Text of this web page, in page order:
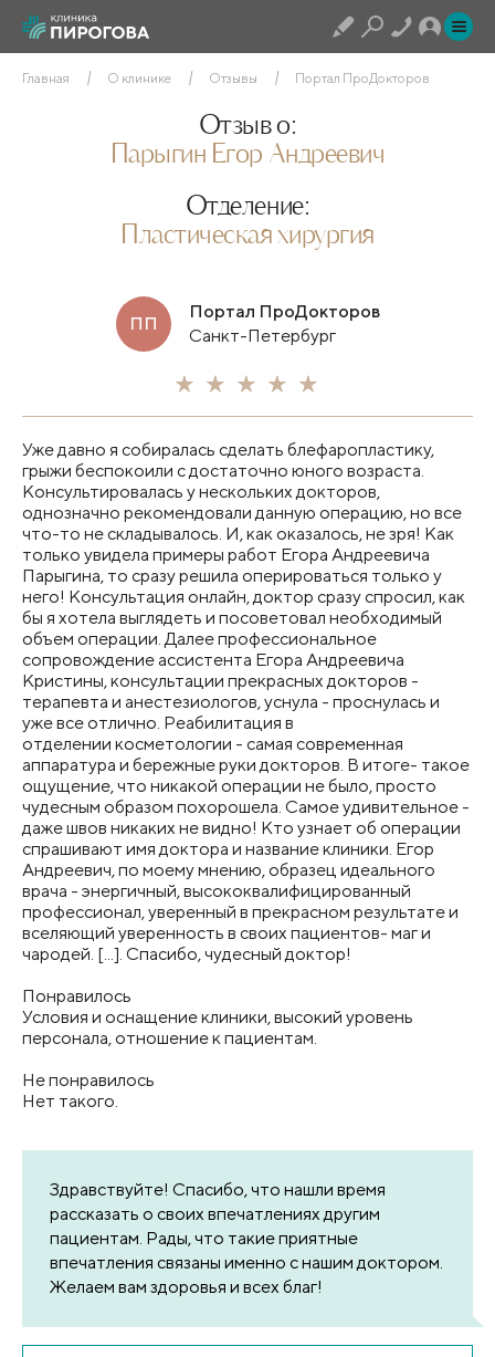
Главная О клинике Отзывы Портал ПроДокторов
Отзыв о:
Парыгин Егор Андреевич
Отделение:
Пластическая хирургия
ПП
Портал ПроДокторов
Санкт-Петербург
Уже давно я собиралась сделать блефаропластику​,
грыжи беспокоили с достаточно юного возраста.
Консультировалась у нескольких докторов,
однозначно рекомендовали данную операцию, но все
что-то не складывалось. И, как оказалось, не зря! Как
только увидела примеры работ Егора Андреевича
Парыгина, то сразу решила оперироваться только у
него! Консультация онлайн, доктор сразу спросил, как
бы я хотела выглядеть и посоветовал необходимый
объем операции. Далее профессиональное
сопровождение ассистента Егора Андреевича
Кристины, консультации прекрасных докторов -
терапевта и анестезиологов, уснула - проснулась и
уже все отлично. Реабилитация в
отделении косметологии ​ - самая современная
аппаратура и бережные руки докторов. В итоге- такое
ощущение, что никакой операции не было, просто
чудесным образом похорошела. Самое удивительное -
даже швов никаких не видно! Кто узнает об операции
спрашивают имя доктора и название клиники. Егор
Андреевич, по моему мнению, образец идеального
врача - энергичный, высококвалифицированный
профессионал, уверенный в прекрасном результате и
вселяющий уверенность в своих пациентов- маг и
чародей. [...]. Спасибо, чудесный доктор!
Понравилось
Условия и оснащение клиники, высокий уровень
персонала, отношение к пациентам.
Не понравилось
Нет такого.
Здравствуйте! Спасибо, что нашли время
рассказать о своих впечатлениях другим
пациентам. Рады, что такие приятные
впечатления связаны именно с нашим доктором.
Желаем вам здоровья и всех благ!